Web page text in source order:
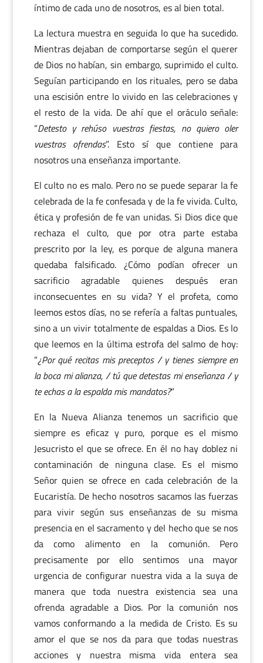
íntimo de cada uno de nosotros, es al bien total.
La lectura muestra en seguida lo que ha sucedido.
Mientras dejaban de comportarse según el querer
de Dios no habían, sin embargo, suprimido el culto.
Seguían participando en los rituales, pero se daba
una escisión entre lo vivido en las celebraciones y
el resto de la vida. De ahí que el oráculo señale:
“Detesto y rehúso vuestras fiestas, no quiero oler
vuestras ofrendas”. Esto sí que contiene para
nosotros una enseñanza importante.
El culto no es malo. Pero no se puede separar la fe
celebrada de la fe confesada y de la fe vivida. Culto,
ética y profesión de fe van unidas. Si Dios dice que
rechaza el culto, que por otra parte estaba
prescrito por la ley, es porque de alguna manera
quedaba falsificado. ¿Cómo podían ofrecer un
sacrificio agradable quienes después eran
inconsecuentes en su vida? Y el profeta, como
leemos estos días, no se refería a faltas puntuales,
sino a un vivir totalmente de espaldas a Dios. Es lo
que leemos en la última estrofa del salmo de hoy:
“¿Por qué recitas mis preceptos / y tienes siempre en
la boca mi alianza, / tú que detestas mi enseñanza / y
te echas a la espalda mis mandatos?”
En la Nueva Alianza tenemos un sacrificio que
siempre es eficaz y puro, porque es el mismo
Jesucristo el que se ofrece. En él no hay doblez ni
contaminación de ninguna clase. Es el mismo
Señor quien se ofrece en cada celebración de la
Eucaristía. De hecho nosotros sacamos las fuerzas
para vivir según sus enseñanzas de su misma
presencia en el sacramento y del hecho que se nos
da como alimento en la comunión. Pero
precisamente por ello sentimos una mayor
urgencia de configurar nuestra vida a la suya de
manera que toda nuestra existencia sea una
ofrenda agradable a Dios. Por la comunión nos
vamos conformando a la medida de Cristo. Es su
amor el que se nos da para que todas nuestras
acciones y nuestra misma vida entera sea